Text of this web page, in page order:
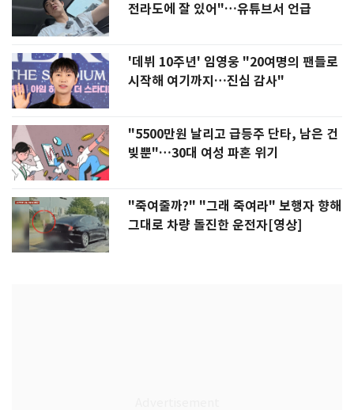
전라도에 잘 있어"…유튜브서 언급
'데뷔 10주년' 임영웅 "20여명의 팬들로
시작해 여기까지…진심 감사"
"5500만원 날리고 급등주 단타, 남은 건
빚뿐"…30대 여성 파혼 위기
"죽여줄까?" "그래 죽여라" 보행자 향해
그대로 차량 돌진한 운전자[영상]